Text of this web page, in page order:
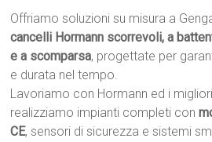
Offriamo soluzioni su misura a
cancelli Hormann scorrevoli, a
e a scomparsa, progettate per
e durata nel tempo.
Lavoriamo con Hormann ed i
realizziamo impianti completi con
CE, sensori di sicurezza e sistemi